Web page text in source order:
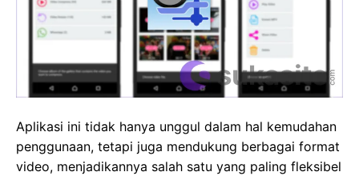
Aplikasi ini tidak hanya unggul dalam hal kemudahan
penggunaan, tetapi juga mendukung berbagai format
video, menjadikannya salah satu yang paling fleksibel